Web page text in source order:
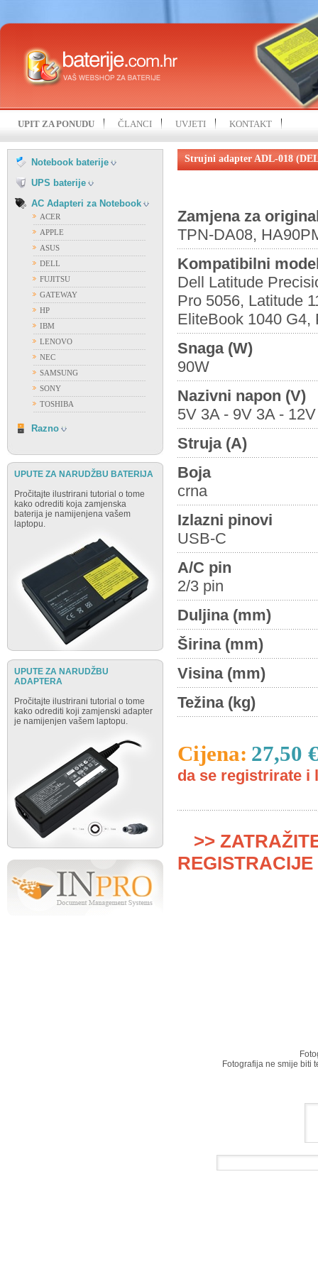
UPIT ZA PONUDU ČLANCI UVJETI KONTAKT
Notebook baterije
LENOVO
MITAC
MSI
SAMSUNG
SONY
TOSHIBA
UNIWILL
UPS baterije
FIRST POWER
OSTALI PROIZVOĐAČI
VISION
AC Adapteri za Notebook
ACER
APPLE
ASUS
DELL
FUJITSU
GATEWAY
HP
IBM
LENOVO
NEC
SAMSUNG
SONY
TOSHIBA
Razno
UPUTE ZA NARUDŽBU BATERIJA
Pročitajte ilustrirani tutorial o tome
kako odrediti koja zamjenska
baterija je namijenjena vašem
laptopu.
UPUTE ZA NARUDŽBU
ADAPTERA
Pročitajte ilustrirani tutorial o tome
kako odrediti koji zamjenski adapter
je namijenjen vašem laptopu.
Strujni adapter ADL-018
Zamjena za
TPN-DA08,
Kompatibilni
Dell Latitude
Pro 5056, Latitude
EliteBook 1040 G4,
Snaga (W)
90W
Nazivni napon (V)
5V 3A - 9V 3A -
Struja (A)
Boja
crna
Izlazni pinovi
USB-C
A/C pin
2/3 pin
Duljina (mm)
Širina (mm)
Visina (mm)
Težina (kg)
Cijena: 27,50
da se registrirate i
>>
Fotografija ne smije biti